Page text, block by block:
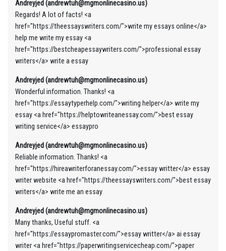
Andreyjed (andrewtuh@mgmonlinecasino.us)
Regards! A lot of facts! <a
href="https://theessayswriters.com/">write my essays online</a>
help me write my essay <a
href="https://bestcheapessaywriters.com/">professional essay
writers</a> write a essay
Andreyjed (andrewtuh@mgmonlinecasino.us)
Wonderful information. Thanks! <a
href="https://essaytyperhelp.com/">writing helper</a> write my
essay <a href="https://helptowriteanessay.com/">best essay
writing service</a> essaypro
Andreyjed (andrewtuh@mgmonlinecasino.us)
Reliable information. Thanks! <a
href="https://hireawriterforanessay.com/">essay writter</a> essay
writer website <a href="https://theessayswriters.com/">best essay
writers</a> write me an essay
Andreyjed (andrewtuh@mgmonlinecasino.us)
Many thanks, Useful stuff. <a
href="https://essaypromaster.com/">essay writter</a> ai essay
writer <a href="https://paperwritingservicecheap.com/">paper